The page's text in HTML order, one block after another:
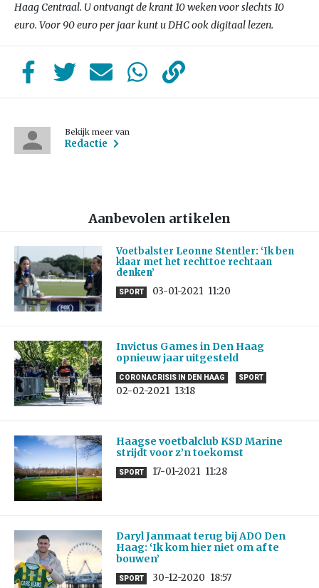
Haag Centraal. U ontvangt de krant 10 weken voor slechts 10
euro. Voor 90 euro per jaar kunt u DHC ook digitaal lezen.
Bekijk meer van
Redactie
Aanbevolen artikelen
Voetbalster Leonne Stentler: ‘Ik ben
klaar met het rechttoe rechtaan
denken’
SPORT 03-01-2021 11:20
Invictus Games in Den Haag
opnieuw jaar uitgesteld
CORONACRISIS IN DEN HAAG SPORT
02-02-2021 13:18
Haagse voetbalclub KSD Marine
strijdt voor z’n toekomst
SPORT 17-01-2021 11:28
Daryl Janmaat terug bij ADO Den
Haag: ‘Ik kom hier niet om af te
bouwen’
SPORT 30-12-2020 18:57